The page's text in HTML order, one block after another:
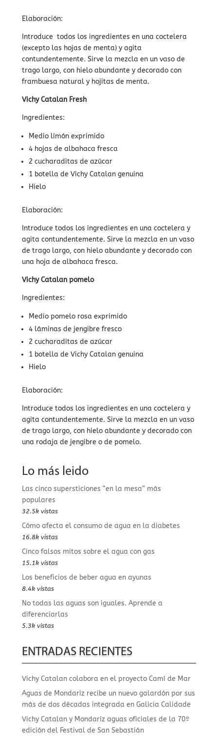
Elaboración:
Introduce todos los ingredientes en una coctelera
(excepto las hojas de menta) y agita
contundentemente. Sirve la mezcla en un vaso de
trago largo, con hielo abundante y decorado con
frambuesa natural y hojitas de menta.
Vichy Catalan Fresh
Ingredientes:
Medio limón exprimido
4 hojas de albahaca fresca
2 cucharaditas de azúcar
1 botella de Vichy Catalan genuina
Hielo
Elaboración:
Introduce todos los ingredientes en una coctelera y
agita contundentemente. Sirve la mezcla en un vaso
de trago largo, con hielo abundante y decorado con
una hoja de albahaca fresca.
Vichy Catalan pomelo
Ingredientes:
Medio pomelo rosa exprimido
4 láminas de jengibre fresco
2 cucharaditas de azúcar
1 botella de Vichy Catalan genuina
Hielo
Elaboración:
Introduce todos los ingredientes en una coctelera y
agita contundentemente. Sirve la mezcla en un vaso
de trago largo, con hielo abundante y decorado con
una rodaja de jengibre o de pomelo.
Lo más leido
Las cinco supersticiones “en la mesa” más
populares
32.5k vistas
Cómo afecta el consumo de agua en la diabetes
16.8k vistas
Cinco falsos mitos sobre el agua con gas
15.1k vistas
Los beneficios de beber agua en ayunas
8.4k vistas
No todas las aguas son iguales. Aprende a
diferenciarlas
5.3k vistas
ENTRADAS RECIENTES
Vichy Catalan colabora en el proyecto Camí de Mar
Aguas de Mondariz recibe un nuevo galardón por sus
más de dos décadas integrada en Galicia Calidade
Vichy Catalan y Mondariz aguas oficiales de la 70º
edición del Festival de San Sebastián